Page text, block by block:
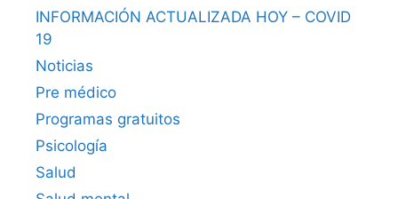
INFORMACIÓN ACTUALIZADA HOY – COVID
19
Noticias
Pre médico
Programas gratuitos
Psicología
Salud